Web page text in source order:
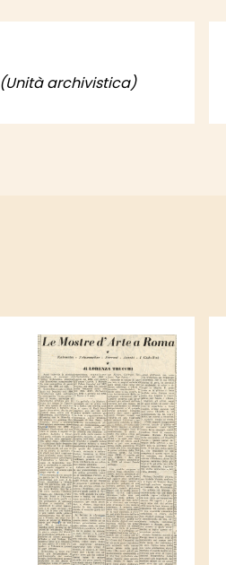
(Unità archivistica)